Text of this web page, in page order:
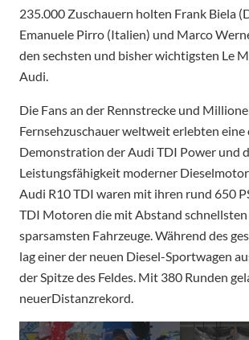
235.000 Zuschauern holten Frank Biela
Emanuele Pirro (Italien) und Marco
den sechsten und bisher wichtigsten Le
Audi.
Die Fans an der Rennstrecke und
Fernsehzuschauer weltweit erlebten
Demonstration der Audi TDI Power und
Leistungsfähigkeit moderner
Audi R10 TDI waren mit ihren rund 650
TDI Motoren die mit Abstand
sparsamsten Fahrzeuge. Während des
lag einer der neuen Diesel-Sportwagen
der Spitze des Feldes. Mit 380 Runden
neuerDistanzrekord.